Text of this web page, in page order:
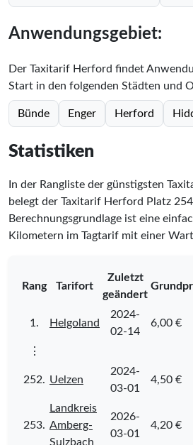
Anwendungsgebiet:
Der Taxitarif Herford findet
Start in den folgenden Städten und
Bünde Enger Herford
Statistiken
In der Rangliste der günstigsten
belegt der Taxitarif Herford Platz 254
Berechnungsgrundlage ist eine
Kilometern im Tagtarif mit einer
Rang Tarifort
Zuletzt
geändert
1. Helgoland
2024-
02-14
6,00 €
⋮
252. Uelzen
2024-
03-01
4,50 €
253.
Landkreis
Amberg-
Sulzbach
2026-
03-01
4,20 €